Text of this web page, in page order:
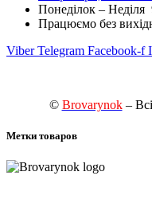
Понеділок – Неділя
Працюємо без
Viber Telegram Facebook-f
© Brovarynok–
Метки товаров